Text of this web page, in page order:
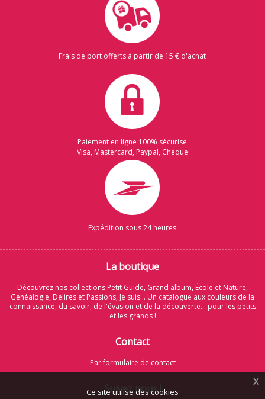
Ce site utilise des cookies
x
Frais de port offerts à partir de 15 € d'achat
Paiement en ligne 100% sécurisé
Visa, Mastercard, Paypal, Chèque
Expédition sous 24 heures
La boutique
Découvrez nos collections Petit Guide, Grand album, École et Nature,
Généalogie, Délires et Passions, Je suis... Un catalogue aux couleurs de la
connaissance, du savoir, de l'évasion et de la découverte... pour les petits
et les grands !
Contact
Par formulaire de contact
Suivez nous !